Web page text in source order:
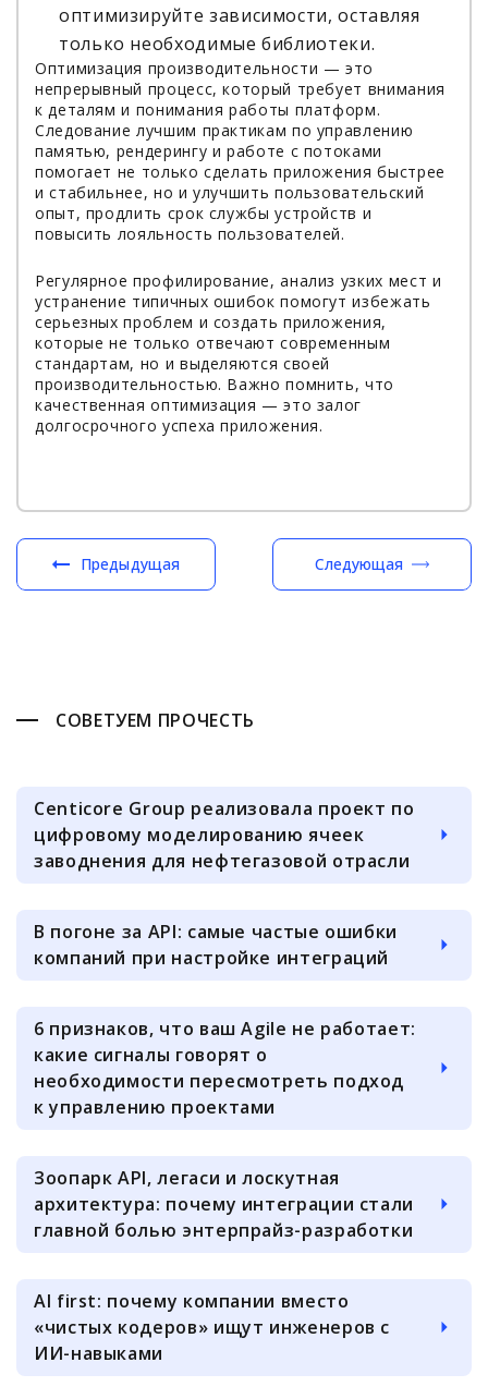
оптимизируйте зависимости, оставляя
только необходимые библиотеки.
Оптимизация производительности — это
непрерывный процесс, который требует внимания
к деталям и понимания работы платформ.
Следование лучшим практикам по управлению
памятью, рендерингу и работе с потоками
помогает не только сделать приложения быстрее
и стабильнее, но и улучшить пользовательский
опыт, продлить срок службы устройств и
повысить лояльность пользователей.
Регулярное профилирование, анализ узких мест и
устранение типичных ошибок помогут избежать
серьезных проблем и создать приложения,
которые не только отвечают современным
стандартам, но и выделяются своей
производительностью. Важно помнить, что
качественная оптимизация — это залог
долгосрочного успеха приложения.
Предыдущая Следующая
СОВЕТУЕМ ПРОЧЕСТЬ
Centicore Group реализовала проект по
цифровому моделированию ячеек
заводнения для нефтегазовой отрасли
В погоне за API: самые частые ошибки
компаний при настройке интеграций
6 признаков, что ваш Agile не работает:
какие сигналы говорят о
необходимости пересмотреть подход
к управлению проектами
Зоопарк API, легаси и лоскутная
архитектура: почему интеграции стали
главной болью энтерпрайз-разработки
AI first: почему компании вместо
«чистых кодеров» ищут инженеров с
ИИ-навыками